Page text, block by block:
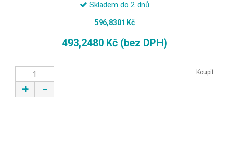
Skladem do 2 dnů
596,8301 Kč
493,2480 Kč (bez DPH)
+ -
Koupit